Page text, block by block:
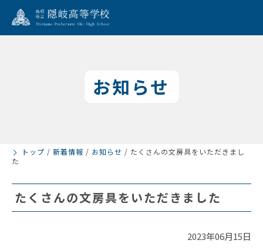
お知らせ
トップ / 新着情報 / お知らせ / たくさんの文房具をいただきまし
た
たくさんの文房具をいただきました
2023年06月15日